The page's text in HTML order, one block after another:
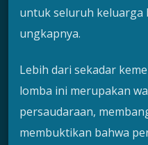
untuk seluruh keluarga
ungkapnya.
Lebih dari sekadar
lomba ini merupakan
persaudaraan,
membuktikan bahwa